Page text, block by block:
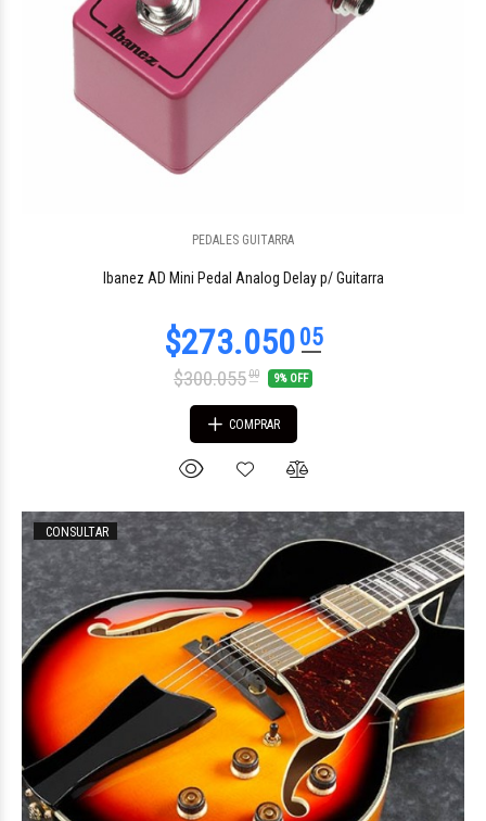
PEDALES GUITARRA
Ibanez AD Mini Pedal Analog Delay p/ Guitarra
$300.05500 9% OFF
COMPRAR
CONSULTAR
$955.68200